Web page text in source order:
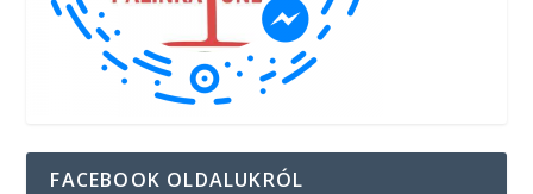
FACEBOOK OLDALUKRÓL